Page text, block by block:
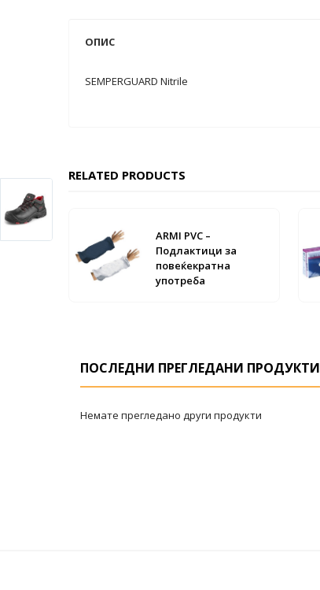
ОПИС
SEMPERGUARD Nitrile
RELATED PRODUCTS
ARMI PVC –
Подлактици за
повеќекратна
употреба
ПОСЛЕДНИ ПРЕГЛЕДАНИ ПРОДУКТИ
Немате прегледано други продукти